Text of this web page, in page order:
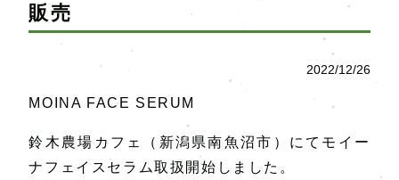
販売
2022/12/26
MOINA FACE SERUM
鈴木農場カフェ（新潟県南魚沼市）にてモイー
ナフェイスセラム取扱開始しました。